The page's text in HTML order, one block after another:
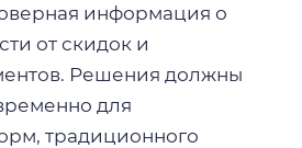
информация о
от скидок и
Решения должны
для
традиционного